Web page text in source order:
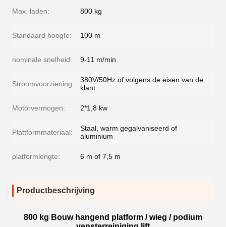
Max. laden: 800 kg
Standaard hoogte: 100 m
nominale snelheid: 9-11 m/min
Stroomvoorziening:
380V/50Hz of volgens de eisen van de
klant
Motorvermogen: 2*1,8 kw
Plattformmateriaal:
Staal, warm gegalvaniseerd of
aluminium
platformlengte: 6 m of 7,5 m
Productbeschrijving
800 kg Bouw hangend platform / wieg / podium